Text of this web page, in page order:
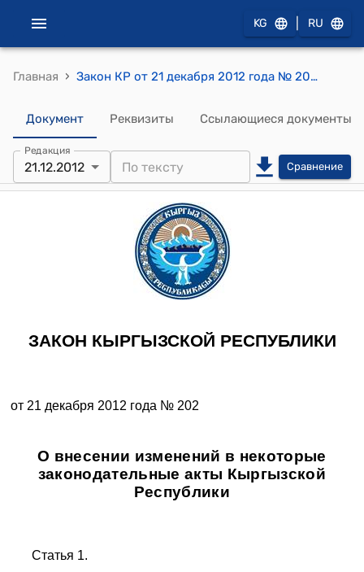
KG RU
Главная › Закон КР от 21 декабря 2012 года № 202 "О внесении изменений в некоторые законодательные акты Кыргызской Республики"
Документ Реквизиты Ссылающиеся документы
Редакция
21.12.2012 Сравнение